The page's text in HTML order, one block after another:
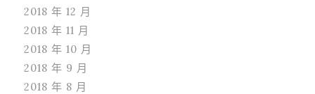
2018 年 12 月
2018 年 11 月
2018 年 10 月
2018 年 9 月
2018 年 8 月